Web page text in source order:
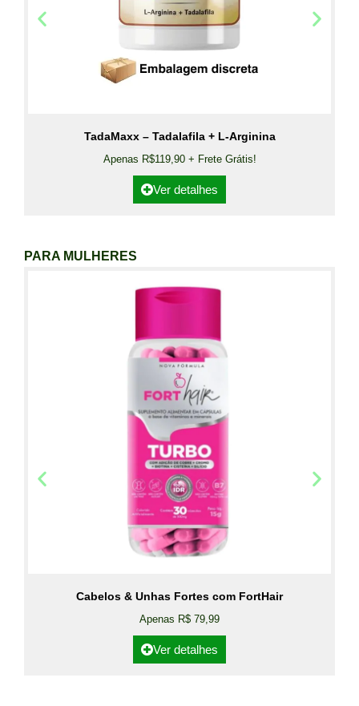
TadaMaxx – Tadalafila + L-Arginina
Apenas R$119,90 + Frete Grátis!
Ver detalhes
PARA MULHERES
Cabelos & Unhas Fortes com FortHair
Apenas R$ 79,99
Ver detalhes